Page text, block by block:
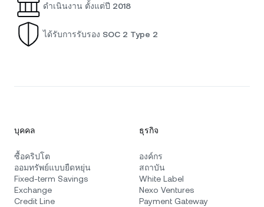
ดำเนินงาน ตั้งแต่ปี 2018
ได้รับการรับรอง SOC 2 Type 2
บุคคล
ซื้อคริปโต
ออมทรัพย์แบบยืดหยุ่น
Fixed-term Savings
Exchange
Credit Line
ธุรกิจ
องค์กร
สถาบัน
White Label
Nexo Ventures
Payment Gateway